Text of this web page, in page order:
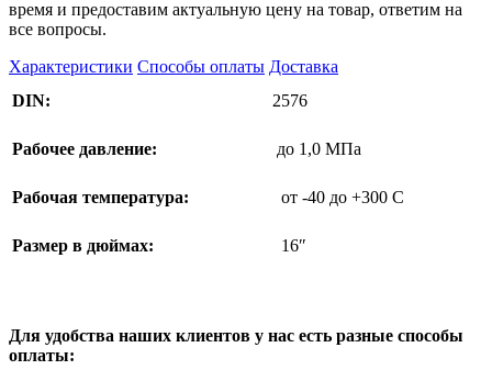
время и предоставим актуальную цену на товар, ответим на
все вопросы.
Характеристики Способы оплаты Доставка
DIN:
2576
Рабочее давление: до 1,0 МПа
Рабочая температура: от -40 до +300 C
Размер в дюймах: 16″
Для удобства наших клиентов у нас есть разные способы
оплаты: